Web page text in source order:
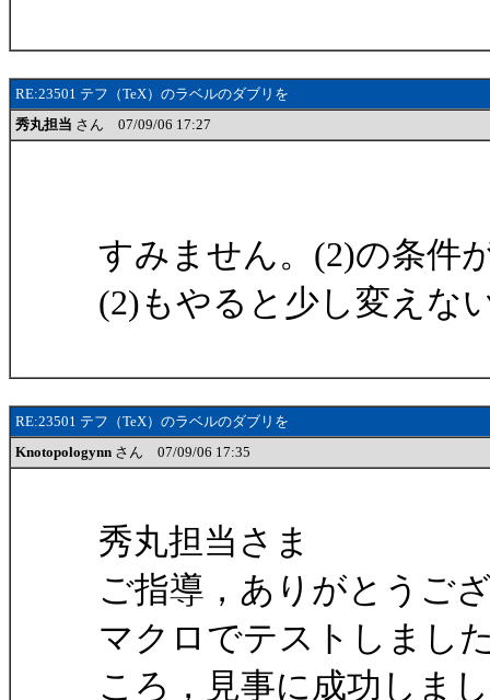
RE:23501 テフ（TeX）のラベルのダブリを
秀丸担当 さん 07/09/06 17:27
すみません。(2)の条件
(2)もやると少し変えな
RE:23501 テフ（TeX）のラベルのダブリを
Knotopologynn さん 07/09/06 17:35
秀丸担当さま
ご指導，ありがとうご
マクロでテストしまし
ころ，見事に成功しま